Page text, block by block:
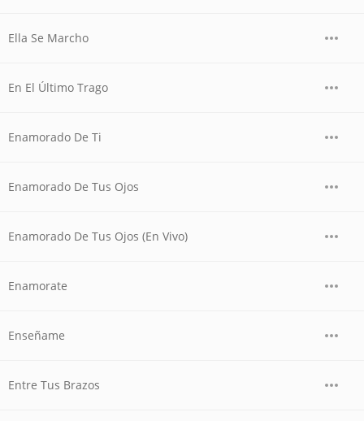
Ella Se Marcho
En El Último Trago
Enamorado De Ti
Enamorado De Tus Ojos
Enamorado De Tus Ojos (En Vivo)
Enamorate
Enseñame
Entre Tus Brazos